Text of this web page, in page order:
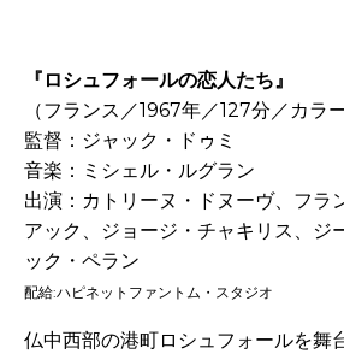
『ロシュフォールの恋人たち』
（フランス／1967年／127分／カラ
監督：ジャック・ドゥミ
音楽：ミシェル・ルグラン
出演：カトリーヌ・ドヌーヴ、フラ
アック、ジョージ・チャキリス、ジ
ック・ペラン
配給:ハピネットファントム・スタジオ
仏中西部の港町ロシュフォールを舞